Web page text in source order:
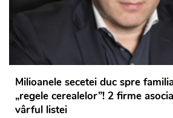
Milioanele secetei duc spre
„regele cerealelor”! 2 firme
vârful listei